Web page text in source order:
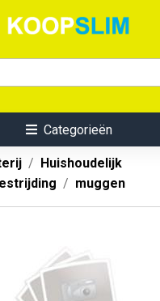
Categorieën
Huishoudelijk
muggen